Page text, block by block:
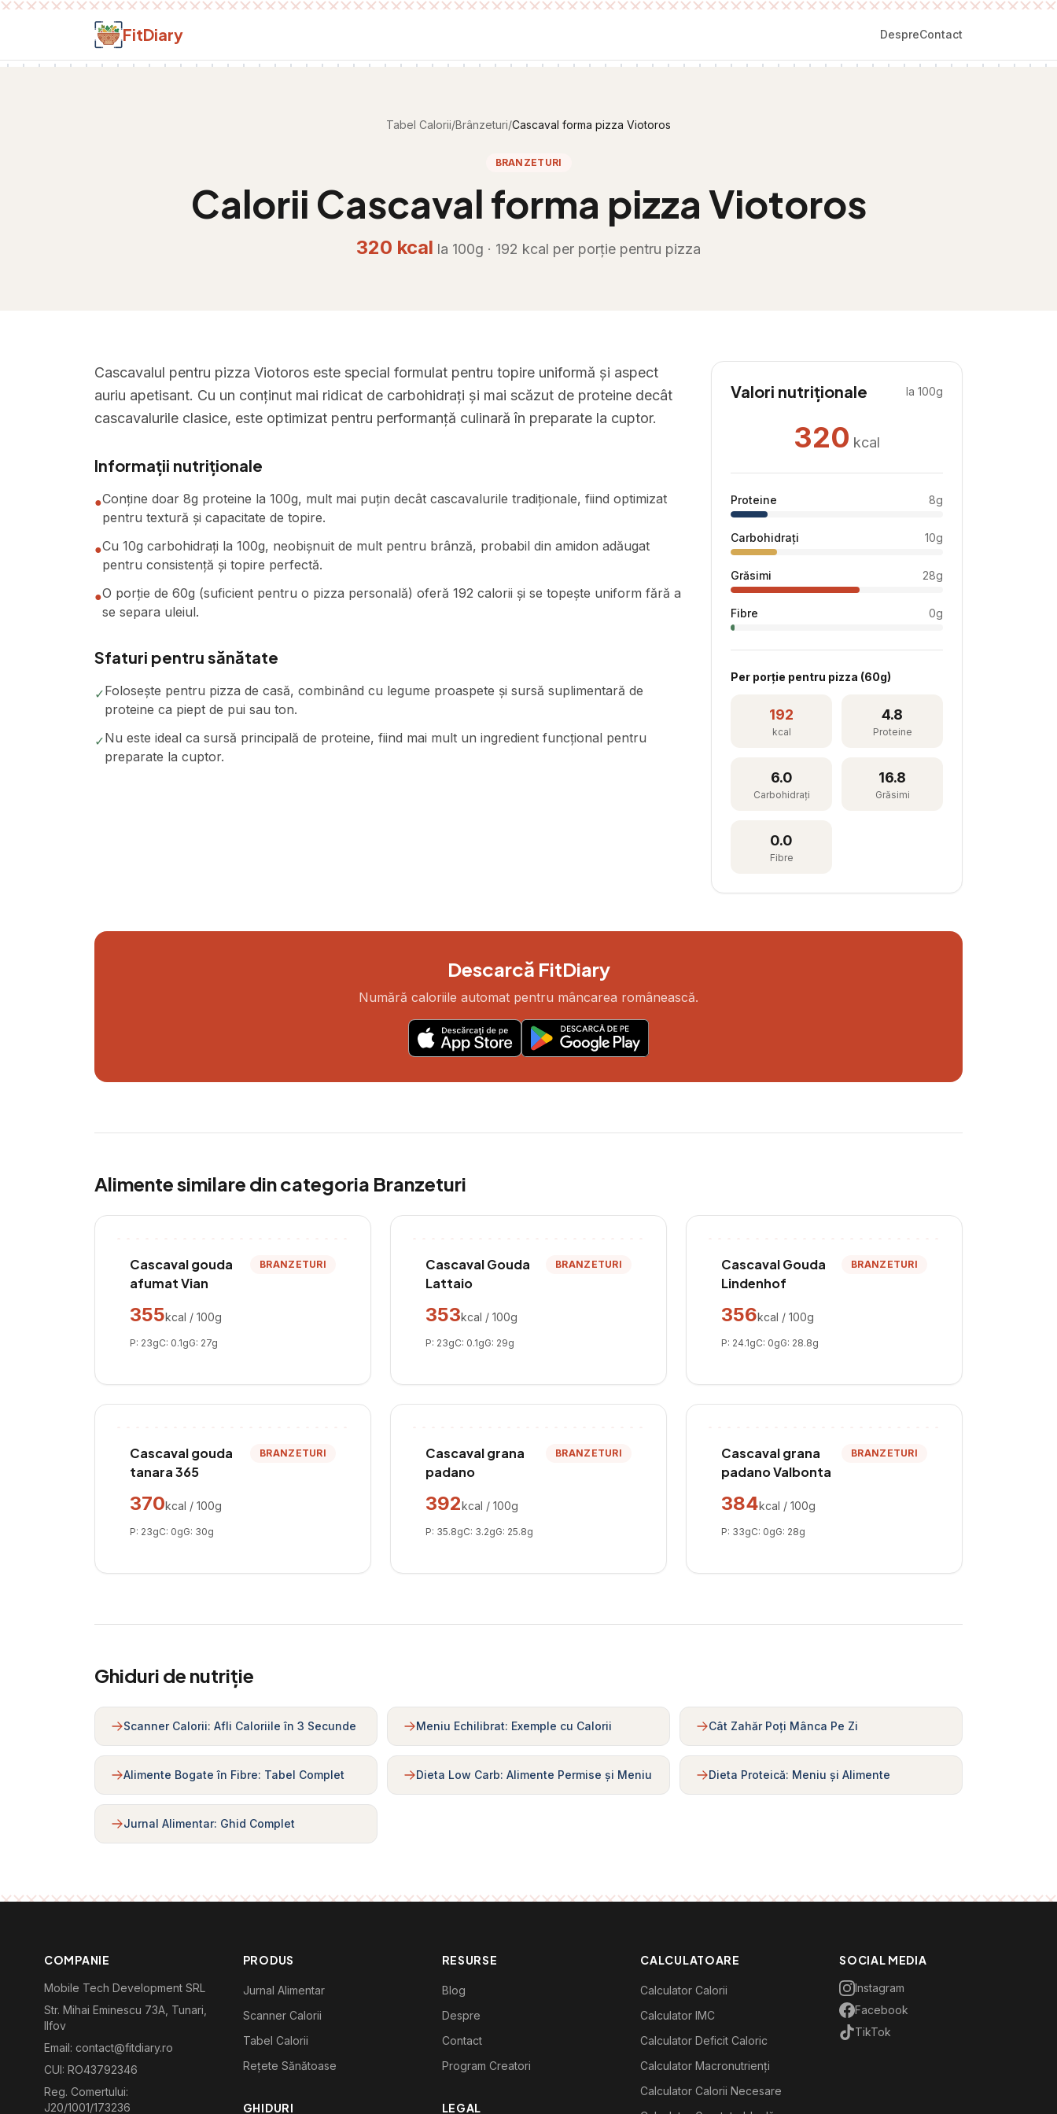
Salt la conținut
FitDiary DespreContact
Tabel Calorii/Brânzeturi/Cascaval forma pizza Viotoros
BRANZETURI
Calorii Cascaval forma pizza Viotoros
320 kcal la 100g · 192 kcal per porție pentru pizza
Cascavalul pentru pizza Viotoros este special formulat pentru topire uniformă și aspect
auriu apetisant. Cu un conținut mai ridicat de carbohidrați și mai scăzut de proteine decât
cascavalurile clasice, este optimizat pentru performanță culinară în preparate la cuptor.
Informații nutriționale
●Conține doar 8g proteine la 100g, mult mai puțin decât cascavalurile tradiționale, fiind optimizat
pentru textură și capacitate de topire.
●Cu 10g carbohidrați la 100g, neobișnuit de mult pentru brânză, probabil din amidon adăugat
pentru consistență și topire perfectă.
●O porție de 60g (suficient pentru o pizza personală) oferă 192 calorii și se topește uniform fără a
se separa uleiul.
Sfaturi pentru sănătate
✓Folosește pentru pizza de casă, combinând cu legume proaspete și sursă suplimentară de
proteine ca piept de pui sau ton.
✓Nu este ideal ca sursă principală de proteine, fiind mai mult un ingredient funcțional pentru
preparate la cuptor.
Valori nutriționale la 100g
320 kcal
Proteine 8g
Carbohidrați 10g
Grăsimi 28g
Fibre 0g
Per porție pentru pizza (60g)
192
kcal
4.8
Proteine
6.0
Carbohidrați
16.8
Grăsimi
0.0
Fibre
Descarcă FitDiary
Numără caloriile automat pentru mâncarea românească.
Alimente similare din categoria Branzeturi
Cascaval gouda
afumat Vian
BRANZETURI
355kcal / 100g
P: 23gC: 0.1gG: 27g
Cascaval Gouda
Lattaio
BRANZETURI
353kcal / 100g
P: 23gC: 0.1gG: 29g
Cascaval Gouda
Lindenhof
BRANZETURI
356kcal / 100g
P: 24.1gC: 0gG: 28.8g
Cascaval gouda
tanara 365
BRANZETURI
370kcal / 100g
P: 23gC: 0gG: 30g
Cascaval grana
padano
BRANZETURI
392kcal / 100g
P: 35.8gC: 3.2gG: 25.8g
Cascaval grana
padano Valbonta
BRANZETURI
384kcal / 100g
P: 33gC: 0gG: 28g
Ghiduri de nutriție
Scanner Calorii: Afli Caloriile în 3 Secunde Meniu Echilibrat: Exemple cu Calorii Cât Zahăr Poți Mânca Pe Zi
Alimente Bogate în Fibre: Tabel Complet Dieta Low Carb: Alimente Permise și Meniu Dieta Proteică: Meniu și Alimente
Jurnal Alimentar: Ghid Complet
COMPANIE
Mobile Tech Development SRL
Str. Mihai Eminescu 73A, Tunari,
Ilfov
Email: contact@fitdiary.ro
CUI: RO43792346
Reg. Comertului:
J20/1001/173236
PRODUS
Jurnal Alimentar
Scanner Calorii
Tabel Calorii
Rețete Sănătoase
GHIDURI
RESURSE
Blog
Despre
Contact
Program Creatori
LEGAL
CALCULATOARE
Calculator Calorii
Calculator IMC
Calculator Deficit Caloric
Calculator Macronutrienți
Calculator Calorii Necesare
SOCIAL MEDIA
Instagram
Facebook
TikTok